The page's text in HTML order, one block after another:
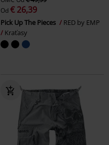
Od € 26,39
Pick Up The Pieces
RED by EMP
Kraťasy